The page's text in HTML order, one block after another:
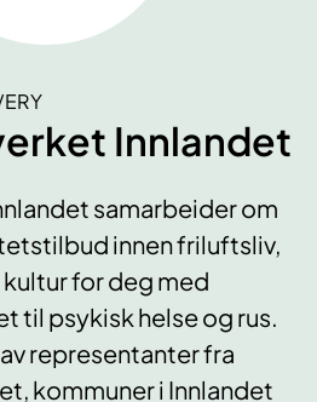
Innlandet
samarbeider om
innen friluftsliv,
for deg med
til psykisk helse og rus.
representanter fra
kommuner i Innlandet